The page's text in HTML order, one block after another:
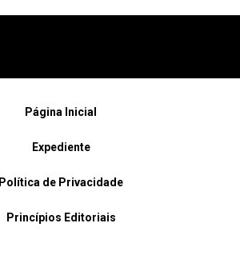
Página Inicial
Expediente
Política de Privacidade
Princípios Editoriais